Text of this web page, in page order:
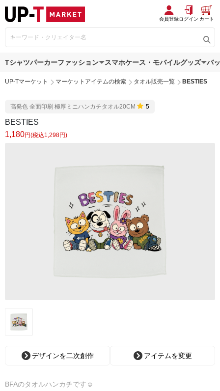
会員登録ログイン カート
Tシャツパーカーファッション スマホケース・モバイルグッズ バ
UP-Tマーケット マーケットアイテムの検索 タオル販売一覧 BESTIES
高発色 全面印刷 極厚ミニハンカチタオル20CM 5
BESTIES
1,180円(税込1,298円)
デザインを二次創作 アイテムを変更
BFAのタオルハンカチです☺︎